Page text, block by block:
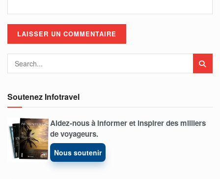
Soutenez Infotravel
Aidez-nous à informer et inspirer des milliers
de voyageurs.
Nous soutenir